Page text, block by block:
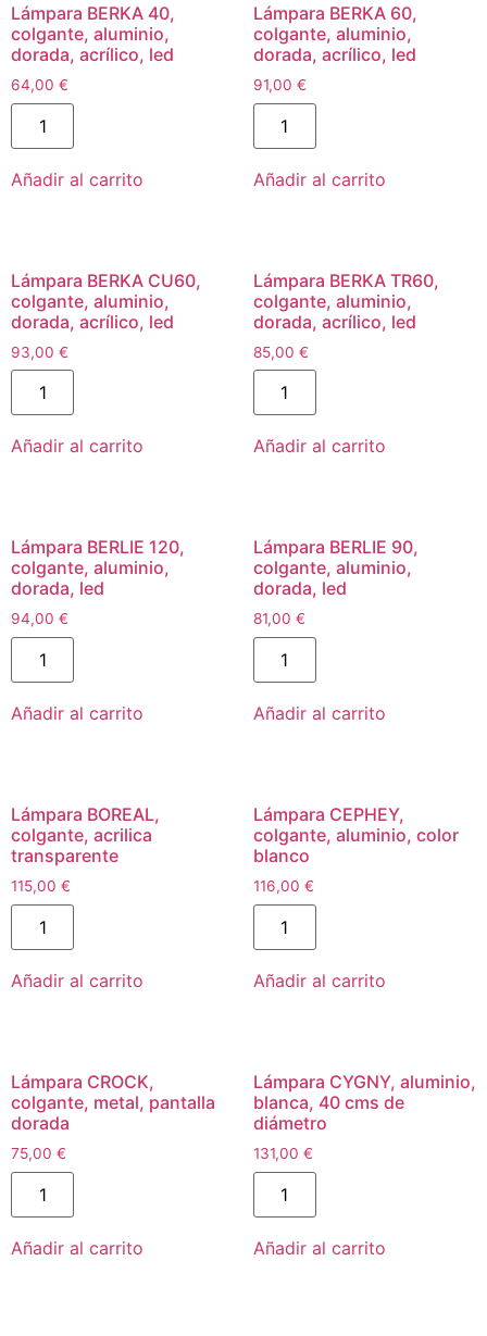
Lámpara BERKA 40,
colgante, aluminio,
dorada, acrílico, led
64,00 €
Añadir al carrito
Lámpara BERKA 60,
colgante, aluminio,
dorada, acrílico, led
91,00 €
Añadir al carrito
Lámpara BERKA CU60,
colgante, aluminio,
dorada, acrílico, led
93,00 €
Añadir al carrito
Lámpara BERKA TR60,
colgante, aluminio,
dorada, acrílico, led
85,00 €
Añadir al carrito
Lámpara BERLIE 120,
colgante, aluminio,
dorada, led
94,00 €
Añadir al carrito
Lámpara BERLIE 90,
colgante, aluminio,
dorada, led
81,00 €
Añadir al carrito
Lámpara BOREAL,
colgante, acrilica
transparente
115,00 €
Añadir al carrito
Lámpara CEPHEY,
colgante, aluminio, color
blanco
116,00 €
Añadir al carrito
Lámpara CROCK,
colgante, metal, pantalla
dorada
75,00 €
Añadir al carrito
Lámpara CYGNY, aluminio,
blanca, 40 cms de
diámetro
131,00 €
Añadir al carrito